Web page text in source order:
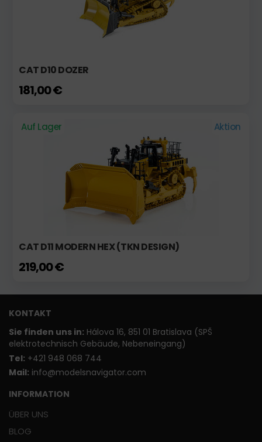
CAT D10 DOZER
181,00 €
Auf Lager Aktion
CAT D11 MODERN HEX (TKN DESIGN)
219,00 €
KONTAKT
Sie finden uns in: Hálova 16, 851 01 Bratislava (SPŠ
elektrotechnisch Gebäude, Nebeneingang)
Tel: +421 948 068 744
Mail: info@modelsnavigator.com
INFORMATION
ÜBER UNS
BLOG